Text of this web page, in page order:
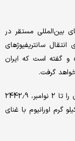
بین‌المللی مستقر در
سانتریفیوژهای
و گفته است که ایران
خواهد گرفت.
وی افزود: گزارش آژانس، میزان ذخایر اورانیوم ایران را تا 2 نوامبر، 2442.9
اعلام کرده است، که برابر با حدود 3600 کیلو گرم اورانیوم با غنای